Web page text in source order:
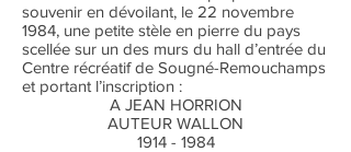
souvenir en dévoilant, le 22 novembre
1984, une petite stèle en pierre du pays
scellée sur un des murs du hall d’entrée du
Centre récréatif de Sougné-Remouchamps
et portant l’inscription :
A JEAN HORRION
AUTEUR WALLON
1914 - 1984